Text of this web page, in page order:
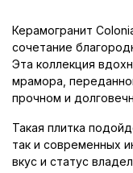
Керамогранит
сочетание
Эта коллекция
мрамора,
прочном и
Такая плитка
так и современных
вкус и статус